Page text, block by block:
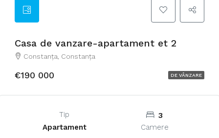
Casa de vanzare-apartament et 2
Constanţa, Constanța
€190 000 DE VÂNZARE
Tip
Apartament
3
Camere